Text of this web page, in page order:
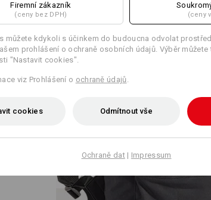
z
pocit
Firemní zákazník
(ceny bez DPH) (ceny
můžete kdykoli s účinkem do budoucna odvolat
prohlášení o ochraně osobních údajů. Výběr můžete
"Nastavit cookies".
viz Prohlášení o ochraně údajů.
cookies Odmítnout vše
Ochraně dat| Impressum